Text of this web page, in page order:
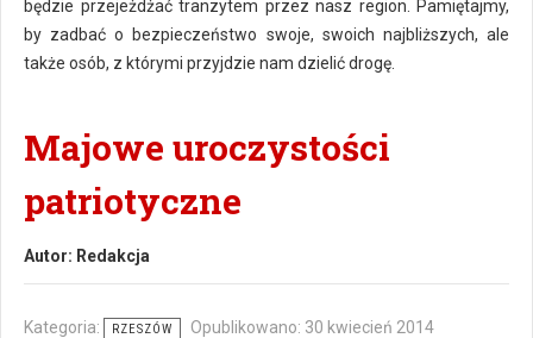
będzie przejeżdżać tranzytem przez nasz region. Pamiętajmy,
by zadbać o bezpieczeństwo swoje, swoich najbliższych, ale
także osób, z którymi przyjdzie nam dzielić drogę.
Majowe uroczystości
patriotyczne
Autor: Redakcja
Kategoria: RZESZÓW
Opublikowano: 30 kwiecień 2014